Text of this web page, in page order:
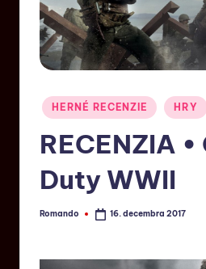
HERNÉ RECENZIE HRY
RECENZIA
Duty WWII
Romando 16. decembra 2017